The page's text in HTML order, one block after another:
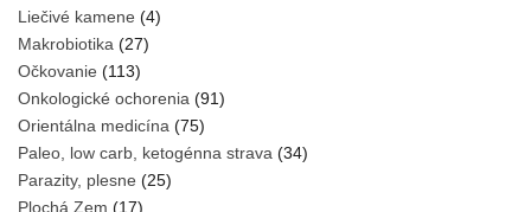
Liečivé kamene (4)
Makrobiotika (27)
Očkovanie (113)
Onkologické ochorenia (91)
Orientálna medicína (75)
Paleo, low carb, ketogénna strava (34)
Parazity, plesne (25)
Plochá Zem (17)